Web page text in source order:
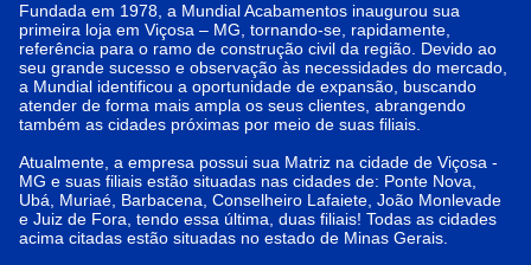
Fundada em 1978, a Mundial Acabamentos inaugurou sua
primeira loja em Viçosa – MG, tornando-se, rapidamente,
referência para o ramo de construção civil da região. Devido ao
seu grande sucesso e observação às necessidades do mercado,
a Mundial identificou a oportunidade de expansão, buscando
atender de forma mais ampla os seus clientes, abrangendo
também as cidades próximas por meio de suas filiais.
Atualmente, a empresa possui sua Matriz na cidade de Viçosa -
MG e suas filiais estão situadas nas cidades de: Ponte Nova,
Ubá, Muriaé, Barbacena, Conselheiro Lafaiete, João Monlevade
e Juiz de Fora, tendo essa última, duas filiais! Todas as cidades
acima citadas estão situadas no estado de Minas Gerais.